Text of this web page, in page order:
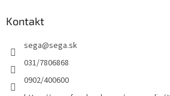
Kontakt
sega@sega.sk
031/7806868
0902/400600